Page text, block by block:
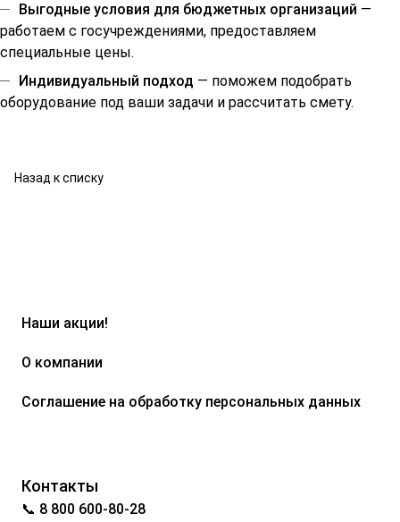
Выгодные условия для бюджетных организаций —
работаем с госучреждениями, предоставляем
специальные цены.
Индивидуальный подход — поможем подобрать
оборудование под ваши задачи и рассчитать смету.
Назад к списку
Наши акции!
О компании
Соглашение на обработку персональных данных
Контакты
📞 8 800 600-80-28